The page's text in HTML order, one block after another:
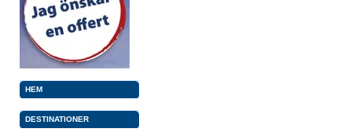
HEM
DESTINATIONER